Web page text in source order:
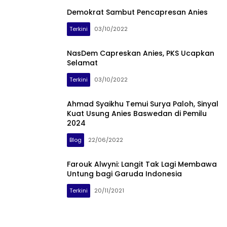
Demokrat Sambut Pencapresan Anies
Terkini 03/10/2022
NasDem Capreskan Anies, PKS Ucapkan
Selamat
Terkini 03/10/2022
Ahmad Syaikhu Temui Surya Paloh, Sinyal
Kuat Usung Anies Baswedan di Pemilu
2024
Blog 22/06/2022
Farouk Alwyni: Langit Tak Lagi Membawa
Untung bagi Garuda Indonesia
Terkini 20/11/2021